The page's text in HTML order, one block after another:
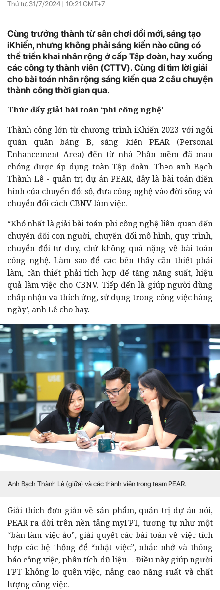
Thứ tư, 31/7/2024 | 10:21 GMT+7
Cùng trưởng thành từ sân chơi đổi mới, sáng tạo
iKhiến, nhưng không phải sáng kiến nào cũng có
thể triển khai nhân rộng ở cấp Tập đoàn, hay xuống
các công ty thành viên (CTTV). Cùng đi tìm lời giải
cho bài toán nhân rộng sáng kiến qua 2 câu chuyện
thành công thời gian qua.
Thúc đẩy giải bài toán ‘phi công nghệ’
Thành công lớn từ chương trình iKhiến 2023 với ngôi
quán quân bảng B, sáng kiến PEAR (Personal
Enhancement Area) đến từ nhà Phần mềm đã mau
chóng được áp dụng toàn Tập đoàn. Theo anh Bạch
Thành Lê - quản trị dự án PEAR, đây là bài toán điển
hình của chuyển đổi số, đưa công nghệ vào đời sống và
chuyển đổi cách CBNV làm việc.
“Khó nhất là giải bài toán phi công nghệ liên quan đến
chuyển đổi con người, chuyển đổi mô hình, quy trình,
chuyển đổi tư duy, chứ không quá nặng về bài toán
công nghệ. Làm sao để các bên thấy cần thiết phải
làm, cần thiết phải tích hợp để tăng năng suất, hiệu
quả làm việc cho CBNV. Tiếp đến là giúp người dùng
chấp nhận và thích ứng, sử dụng trong công việc hàng
ngày’, anh Lê cho hay.
Anh Bạch Thành Lê (giữa) và các thành viên trong team PEAR.
Giải thích đơn giản về sản phẩm, quản trị dự án nói,
PEAR ra đời trên nền tảng myFPT, tương tự như một
“bàn làm việc ảo”, giải quyết các bài toán về việc tích
hợp các hệ thống để “nhặt việc”, nhắc nhở và thông
báo công việc, phân tích dữ liệu… Điều này giúp người
FPT không lo quên việc, nâng cao năng suất và chất
lượng công việc.